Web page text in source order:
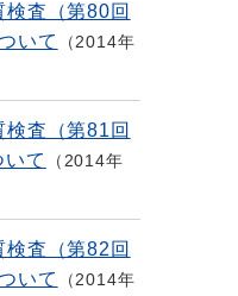
査（第80回
いて
2014年
査（第81回
て
2014年
査（第82回
いて
2014年